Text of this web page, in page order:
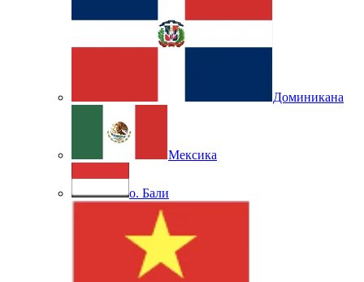
Доминикана
Мексика
о. Бали